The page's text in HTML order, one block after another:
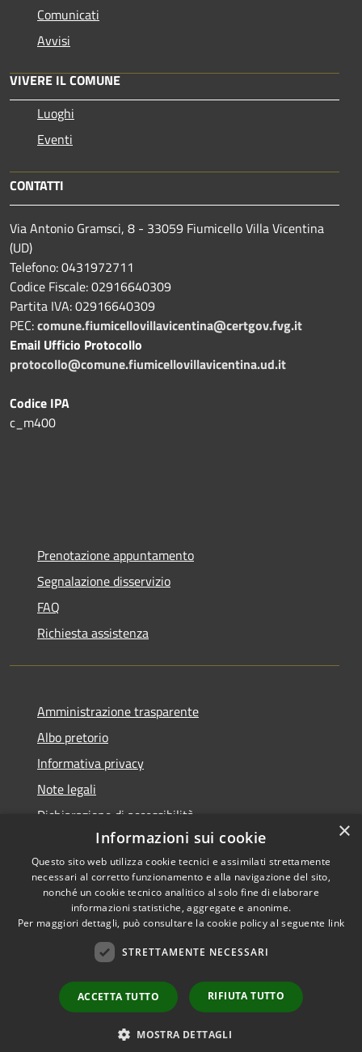
Comunicati
Avvisi
VIVERE IL COMUNE
Luoghi
Eventi
CONTATTI
Via Antonio Gramsci, 8 - 33059 Fiumicello Villa Vicentina
(UD)
Telefono: 0431972711
Codice Fiscale: 02916640309
Partita IVA: 02916640309
PEC:comune.fiumicellovillavicentina@certgov.fvg.it
Email Ufficio Protocollo
protocollo@comune.fiumicellovillavicentina.ud.it
Codice IPA
c_m400
Prenotazione appuntamento
Segnalazione disservizio
FAQ
Richiesta assistenza
Amministrazione trasparente
Albo pretorio
Informativa privacy
Note legali
Dichiarazione di accessibilità
Accessibilità
Copyright ©
Comune di Fiumicello Villa
byMunicipium•
×
Informazioni sui cookie
Questo sito web utilizza cookie tecnici e assimilati strettamente
necessari al corretto funzionamento e alla navigazione del sito,
nonché un cookie tecnico analitico al solo fine di elaborare
informazioni statistiche, aggregate e anonime.
Per maggiori dettagli, può consultare la cookie policy al seguente link
STRETTAMENTE NECESSARI
ACCETTA TUTTO RIFIUTA TUTTO
MOSTRA DETTAGLI